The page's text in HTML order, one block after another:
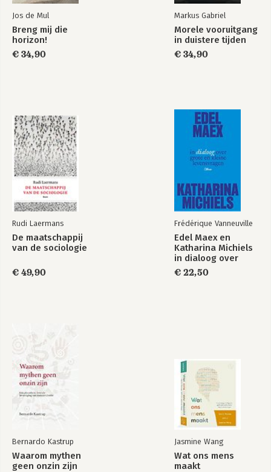
5. Fysiocratisme
6. Conclusies
VII: De geboorte van de homo economicus
1. Inleiding
6. Het huwelijk met het utilisme
7. Conclusies
VIII: De economische mens voorbij
Noten
Literatuur
Register
Jos de Mul
Breng mij die
horizon!
€ 34,90
Markus Gabriel
Morele vooruitgang
in duistere tijden
€ 34,90
Rudi Laermans
De maatschappij
van de sociologie
€ 49,90
Frédérique Vanneuville
Edel Maex en
Katharina Michiels
in dialoog over
grote en kleine
levensvragen
€ 22,50
Bernardo Kastrup
Waarom mythen
geen onzin zijn
Jasmine Wang
Wat ons mens
maakt